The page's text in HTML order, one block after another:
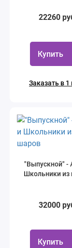
22260
Купить
Заказать в 1
"Выпускной" -
Школьники из
32000
Купить